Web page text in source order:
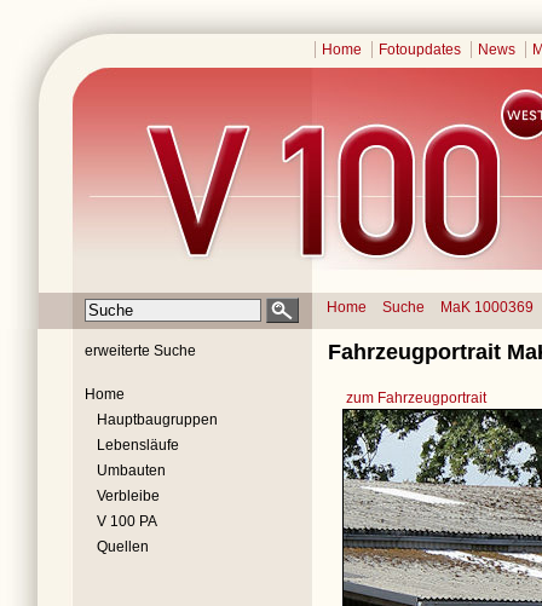
Home Fotoupdates News
Home Suche MaK 1000369
erweiterte Suche
Home
Hauptbaugruppen
Lebensläufe
Umbauten
Verbleibe
V 100 PA
Quellen
Fahrzeugportrait
zum Fahrzeugportrait